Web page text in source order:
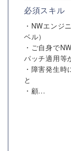
必須スキル
・NWエンジ
ベル）
・ご自身で
パッチ適用等
・障害発生
と
・顧...